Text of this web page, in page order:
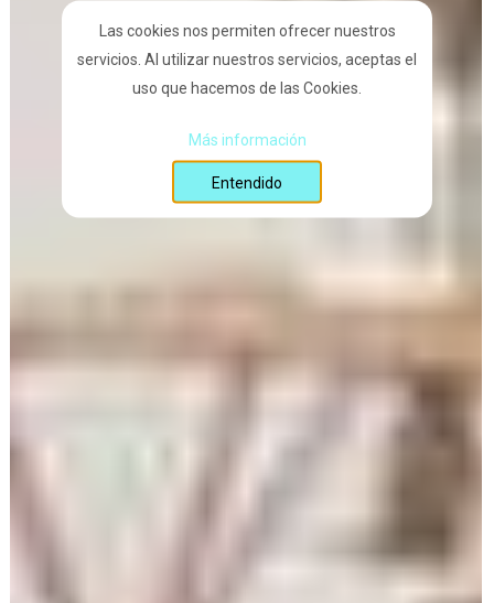
Las cookies nos permiten ofrecer nuestros
servicios. Al utilizar nuestros servicios, aceptas el
uso que hacemos de las Cookies.
Más información
Entendido